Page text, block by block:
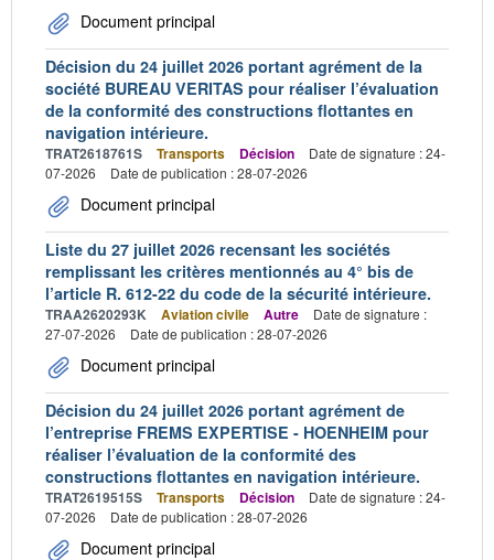
Document principal
Décision du 24 juillet 2026 portant agrément de la
société BUREAU VERITAS pour réaliser l’évaluation
de la conformité des constructions flottantes en
navigation intérieure.
TRAT2618761S Transports Décision
Date de signature : 24-
07-2026
Date de publication : 28-07-2026
Document principal
Liste du 27 juillet 2026 recensant les sociétés
remplissant les critères mentionnés au 4° bis de
l’article R. 612-22 du code de la sécurité intérieure.
TRAA2620293K Aviation civile Autre
Date de signature :
27-07-2026
Date de publication : 28-07-2026
Document principal
Décision du 24 juillet 2026 portant agrément de
l’entreprise FREMS EXPERTISE - HOENHEIM pour
réaliser l’évaluation de la conformité des
constructions flottantes en navigation intérieure.
TRAT2619515S Transports Décision
Date de signature : 24-
07-2026
Date de publication : 28-07-2026
Document principal